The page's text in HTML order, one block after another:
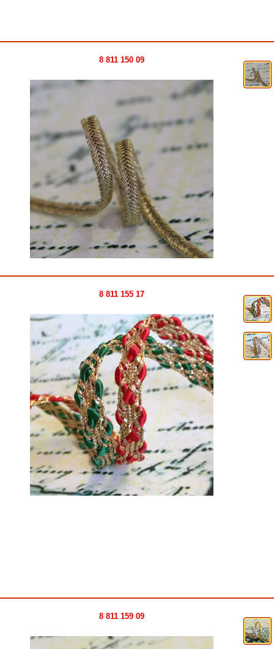
8 811 150 09
8 811 155 17
8 811 159 09